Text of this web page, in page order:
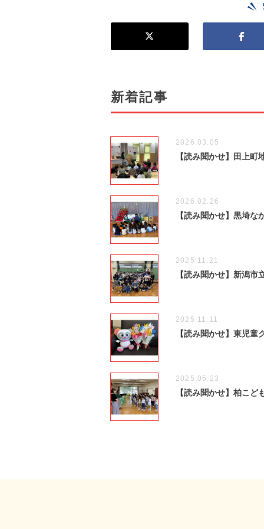
新着記事
2026.03.05
【読み聞かせ】田上町
2026.02.26
【読み聞かせ】黒埼な
2025.11.21
【読み聞かせ】新潟市
2025.11.11
【読み聞かせ】東児童
2025.05.23
【読み聞かせ】柏こど